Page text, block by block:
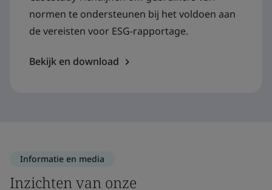
normen te ondersteunen bij het voldoen aan
de vereisten voor ESG-rapportage.
Bekijk en download
Informatie en media
Inzichten van onze